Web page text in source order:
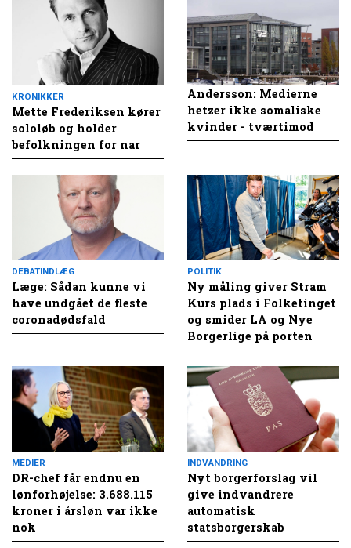
KRONIKKER
Mette Frederiksen kører
sololøb og holder
befolkningen for nar
Andersson: Medierne
hetzer ikke somaliske
kvinder - tværtimod
DEBATINDLÆG
Læge: Sådan kunne vi
have undgået de fleste
coronadødsfald
POLITIK
Ny måling giver Stram
Kurs plads i Folketinget
og smider LA og Nye
Borgerlige på porten
MEDIER
DR-chef får endnu en
lønforhøjelse: 3.688.115
kroner i årsløn var ikke
nok
INDVANDRING
Nyt borgerforslag vil
give indvandrere
automatisk
statsborgerskab